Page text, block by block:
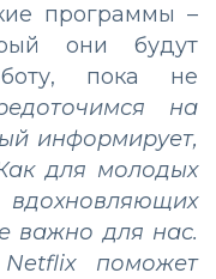
программы –
они будут
пока не
на
информирует,
для молодых
важно для нас.
Netflix поможет